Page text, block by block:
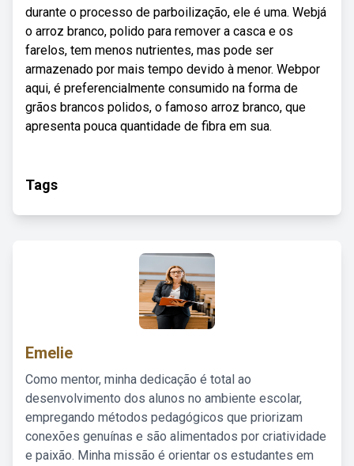
durante o processo de parboilização, ele é uma. Webjá
o arroz branco, polido para remover a casca e os
farelos, tem menos nutrientes, mas pode ser
armazenado por mais tempo devido à menor. Webpor
aqui, é preferencialmente consumido na forma de
grãos brancos polidos, o famoso arroz branco, que
apresenta pouca quantidade de fibra em sua.
Tags
Emelie
Como mentor, minha dedicação é total ao
desenvolvimento dos alunos no ambiente escolar,
empregando métodos pedagógicos que priorizam
conexões genuínas e são alimentados por criatividade
e paixão. Minha missão é orientar os estudantes em